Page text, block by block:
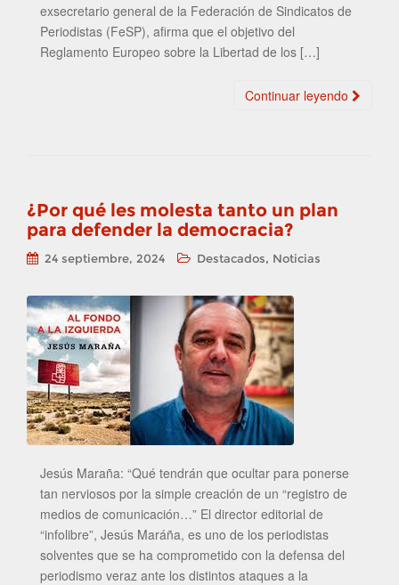
exsecretario general de la Federación de Sindicatos de
Periodistas (FeSP), afirma que el objetivo del
Reglamento Europeo sobre la Libertad de los […]
Continuar leyendo
¿Por qué les molesta tanto un plan
para defender la democracia?
24 septiembre, 2024 Destacados, Noticias
Jesús Maraña: “Qué tendrán que ocultar para ponerse
tan nerviosos por la simple creación de un “registro de
medios de comunicación…” El director editorial de
“infolibre”, Jesús Maráña, es uno de los periodistas
solventes que se ha comprometido con la defensa del
periodismo veraz ante los distintos ataques a la